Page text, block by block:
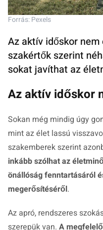
Forrás: Pexels
Az aktív időskor
szakértők szerint
sokat javíthat az
Az aktív időskor
Sokan még mindig úgy
mint az élet lassú
szakemberek szerint
inkább szólhat az
önállóság fenntartásáról
megerősítéséről.
Az apró, rendszeres
szerepük van. A